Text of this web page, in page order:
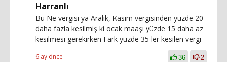
Harranlı
Bu Ne vergisi ya Aralık, Kasım vergisinden yüzde 20
daha fazla kesilmiş ki ocak maaşı yüzde 15 daha az
kesilmesi gerekirken Fark yüzde 35 ler kesilen vergi
6 ay önce 36 2